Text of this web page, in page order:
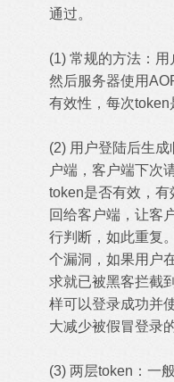
通过。
(1) 常规的方法：用
然后服务器使用
有效性，每次token
(2) 用户登陆后生
户端，客户端下次
token是否有效，
回给客户端，让客
行判断，如此重复
个漏洞，如果用户
求就已被黑客拦截
样可以登录成功并
大减少被假冒登录
(3) 两层token：一